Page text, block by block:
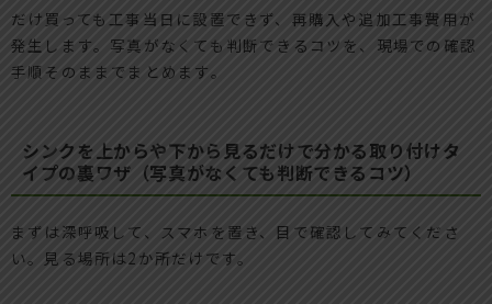
だけ買っても工事当日に設置できず、再購入や追加工事費用が
発生します。写真がなくても判断できるコツを、現場での確認
手順そのままでまとめます。
シンクを上からや下から見るだけで分かる取り付けタ
イプの裏ワザ（写真がなくても判断できるコツ）
まずは深呼吸して、スマホを置き、目で確認してみてくださ
い。見る場所は2か所だけです。